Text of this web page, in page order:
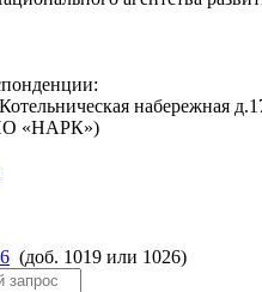
набережная
«НАРК»)
(доб. 1019 или 1026)